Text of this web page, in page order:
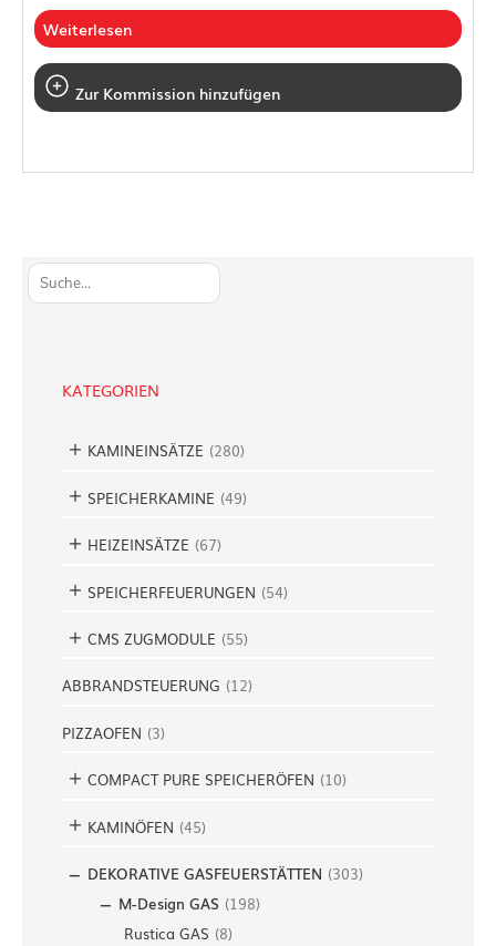
S
u
KATEGORIEN
KAMINEINSÄTZE (280)
SPEICHERKAMINE (49)
HEIZEINSÄTZE (67)
SPEICHERFEUERUNGEN (54)
CMS ZUGMODULE (55)
ABBRANDSTEUERUNG (12)
PIZZAOFEN (3)
COMPACT PURE SPEICHERÖFEN (10)
KAMINÖFEN (45)
DEKORATIVE GASFEUERSTÄTTEN (303)
M-Design GAS (198)
Rustica GAS (8)
Weiterlesen
Zur Kommission hinzufügen